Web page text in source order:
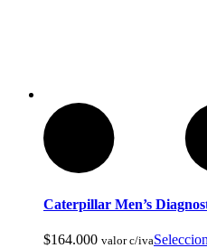
Caterpillar Men’s
$164.000 valor c/iva